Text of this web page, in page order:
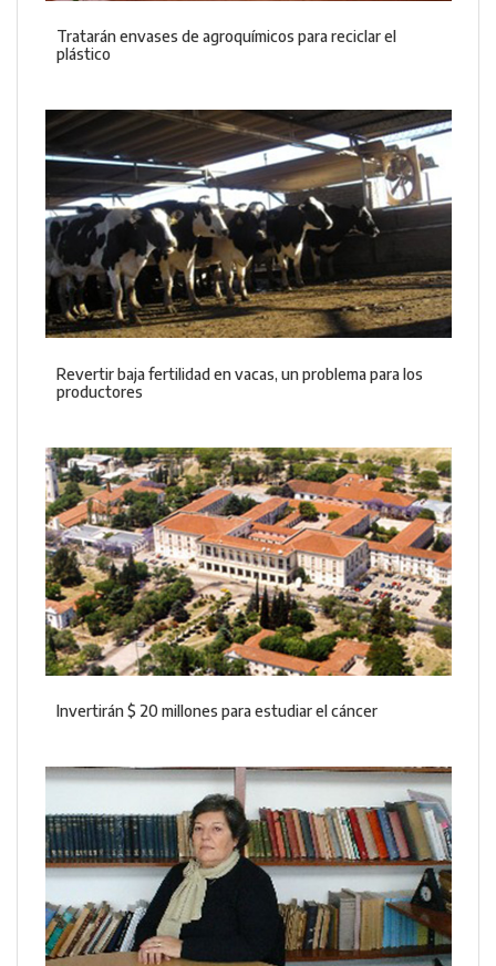
Tratarán envases de agroquímicos para reciclar el
plástico
Revertir baja fertilidad en vacas, un problema para los
productores
Invertirán $ 20 millones para estudiar el cáncer